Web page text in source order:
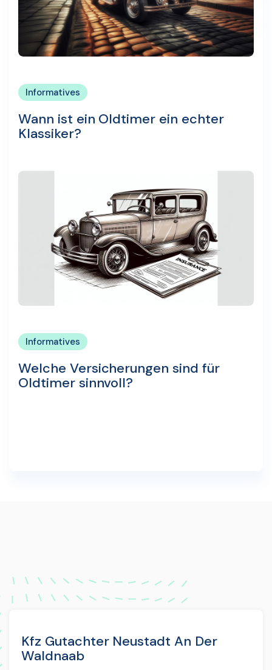
Informatives
Wann ist ein Oldtimer ein echter
Klassiker?
Informatives
Welche Versicherungen sind für
Oldtimer sinnvoll?
Kfz Gutachter Neustadt An Der
Waldnaab